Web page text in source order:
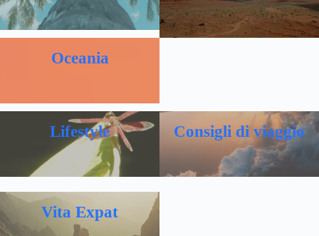
Oceania
Lifestyle Consigli di viaggio
Vita Expat